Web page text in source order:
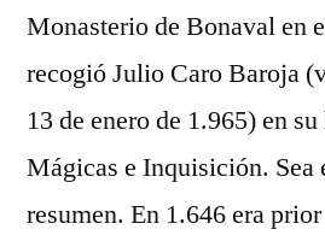
Monasterio de Bonaval en
recogió Julio Caro Baroja
13 de enero de 1.965) en
Mágicas e Inquisición. Sea
resumen. En 1.646 era